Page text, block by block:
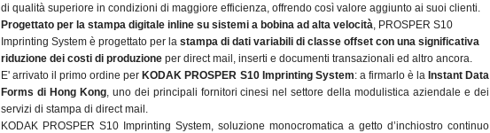
di qualità superiore in condizioni di maggiore efficienza, offrendo così valore aggiunto ai suoi clienti.
Progettato per la stampa digitale inline su sistemi a bobina ad alta velocità , PROSPER S10
Imprinting System è progettato per la stampa di dati variabili di classe offset con una significativa
riduzione dei costi di produzioneper direct mail, inserti e documenti transazionali ed altro ancora.
E' arrivato il primo ordine perKODAK PROSPER S10 Imprinting System: a firmarlo è laInstant Data
Forms di Hong Kong, uno dei principali fornitori cinesi nel settore della modulistica aziendale e dei
servizi di stampa di direct mail.
KODAK PROSPER S10 Imprinting System, soluzione monocromatica a getto d’inchiostro continuo